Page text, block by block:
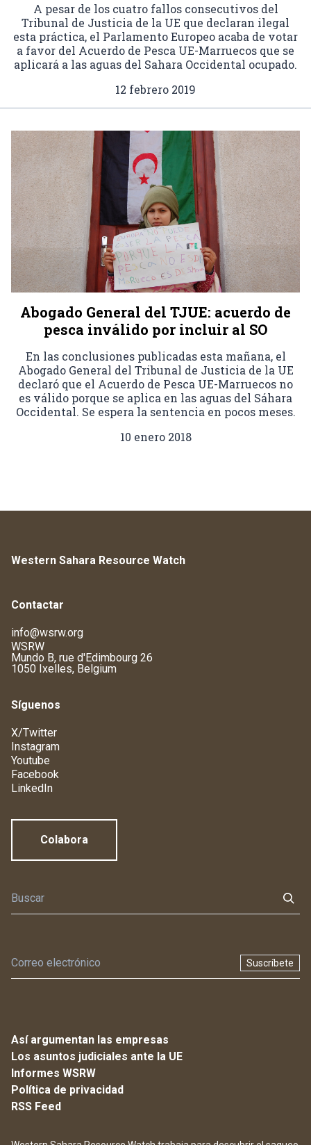
A pesar de los cuatro fallos consecutivos del
Tribunal de Justicia de la UE que declaran ilegal
esta práctica, el Parlamento Europeo acaba de votar
a favor del Acuerdo de Pesca UE-Marruecos que se
aplicará a las aguas del Sahara Occidental ocupado.
12 febrero 2019
Abogado General del TJUE: acuerdo de
pesca inválido por incluir al SO
En las conclusiones publicadas esta mañana, el
Abogado General del Tribunal de Justicia de la UE
declaró que el Acuerdo de Pesca UE-Marruecos no
es válido porque se aplica en las aguas del Sáhara
Occidental. Se espera la sentencia en pocos meses.
10 enero 2018
Western Sahara Resource Watch
Contactar
info@wsrw.org
WSRW
Mundo B, rue d'Edimbourg 26
1050 Ixelles, Belgium
Síguenos
X/Twitter
Instagram
Youtube
Facebook
LinkedIn
Colabora
Suscríbete
Así argumentan las empresas
Los asuntos judiciales ante la UE
Informes WSRW
Política de privacidad
RSS Feed